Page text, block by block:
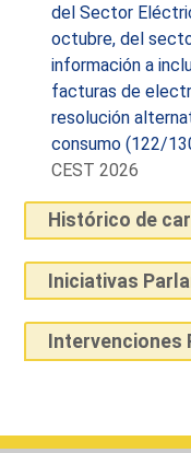
del Sector
octubre, del
información a
facturas de
resolución
consumo (122/
CEST 2026
Histórico de
Iniciativas
Intervenciones